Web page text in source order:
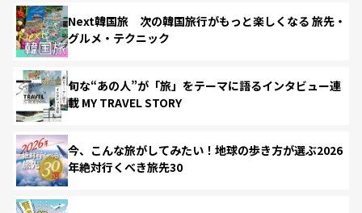
Next韓国旅 次の韓国旅行がもっと楽しくなる 旅先・
グルメ・テクニック
旬な“あの人”が「旅」をテーマに語るインタビュー連
載 MY TRAVEL STORY
今、こんな旅がしてみたい！地球の歩き方が選ぶ2026
年絶対行くべき旅先30